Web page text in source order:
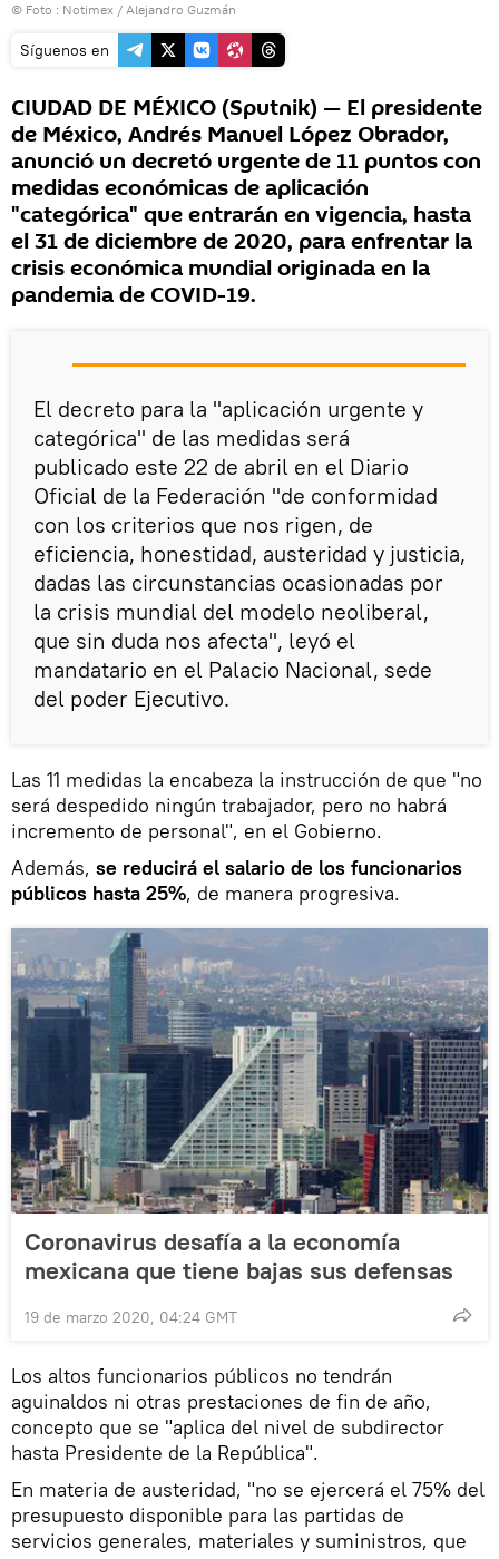
© Foto : Notimex / Alejandro Guzmán
Síguenos en
CIUDAD DE MÉXICO (Sputnik) — El presidente
de México, Andrés Manuel López Obrador,
anunció un decretó urgente de 11 puntos con
medidas económicas de aplicación
"categórica" que entrarán en vigencia, hasta
el 31 de diciembre de 2020, para enfrentar la
crisis económica mundial originada en la
pandemia de COVID-19.
El decreto para la "aplicación urgente y
categórica" de las medidas será
publicado este 22 de abril en el Diario
Oficial de la Federación "de conformidad
con los criterios que nos rigen, de
eficiencia, honestidad, austeridad y justicia,
dadas las circunstancias ocasionadas por
la crisis mundial del modelo neoliberal,
que sin duda nos afecta", leyó el
mandatario en el Palacio Nacional, sede
del poder Ejecutivo.
Las 11 medidas la encabeza la instrucción de que "no
será despedido ningún trabajador, pero no habrá
incremento de personal", en el Gobierno.
Además, se reducirá el salario de los funcionarios
públicos hasta 25%, de manera progresiva.
Coronavirus desafía a la economía
mexicana que tiene bajas sus defensas
19 de marzo 2020, 04:24 GMT
Los altos funcionarios públicos no tendrán
aguinaldos ni otras prestaciones de fin de año,
concepto que se "aplica del nivel de subdirector
hasta Presidente de la República".
En materia de austeridad, "no se ejercerá el 75% del
presupuesto disponible para las partidas de
servicios generales, materiales y suministros, que